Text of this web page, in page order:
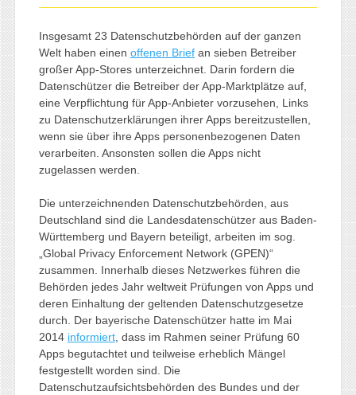
Insgesamt 23 Datenschutzbehörden auf der ganzen
Welt haben einen offenen Briefan sieben Betreiber
großer App-Stores unterzeichnet. Darin fordern die
Datenschützer die Betreiber der App-Marktplätze auf,
eine Verpflichtung für App-Anbieter vorzusehen, Links
zu Datenschutzerklärungen ihrer Apps bereitzustellen,
wenn sie über ihre Apps personenbezogenen Daten
verarbeiten. Ansonsten sollen die Apps nicht
zugelassen werden.
Die unterzeichnenden Datenschutzbehörden, aus
Deutschland sind die Landesdatenschützer aus Baden-
Württemberg und Bayern beteiligt, arbeiten im sog.
„Global Privacy Enforcement Network (GPEN)“
zusammen. Innerhalb dieses Netzwerkes führen die
Behörden jedes Jahr weltweit Prüfungen von Apps und
deren Einhaltung der geltenden Datenschutzgesetze
durch. Der bayerische Datenschützer hatte im Mai
2014 informiert, dass im Rahmen seiner Prüfung 60
Apps begutachtet und teilweise erheblich Mängel
festgestellt worden sind. Die
Datenschutzaufsichtsbehörden des Bundes und der